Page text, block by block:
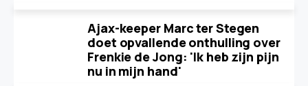
Ajax-keeper Marc ter Stegen
doet opvallende onthulling over
Frenkie de Jong: 'Ik heb zijn pijn
nu in mijn hand'